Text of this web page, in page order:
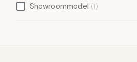
Showroommodel (1)